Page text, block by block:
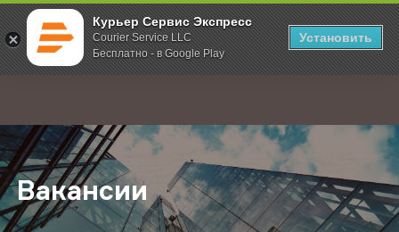
Курьер Сервис Экспресс
Courier Service LLC
Бесплатно - в Google Play
Установить
; Главная О компании Вакансии
Вакансии